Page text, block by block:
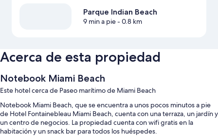
Parque Indian Beach
9 min a pie- 0.8 km
Acerca de esta propiedad
Notebook Miami Beach
Este hotel cerca de Paseo marítimo de Miami Beach
Notebook Miami Beach, que se encuentra a unos pocos minutos a pie
de Hotel Fontainebleau Miami Beach, cuenta con una terraza, un jardín y
un centro de negocios. La propiedad cuenta con wifi gratis en la
habitación y un snack bar para todos los huéspedes.